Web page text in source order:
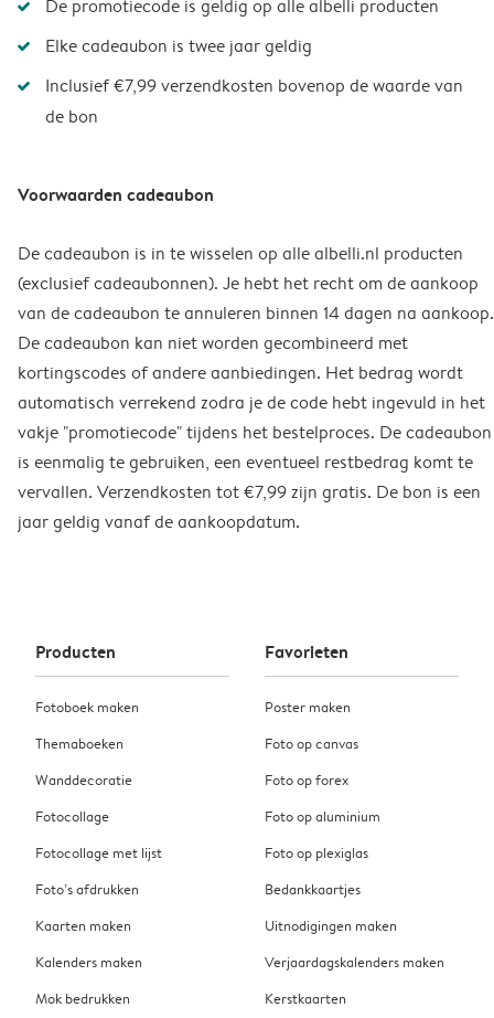
De promotiecode is geldig op alle albelli producten
Elke cadeaubon is twee jaar geldig
Inclusief €7,99 verzendkosten bovenop de waarde van
de bon
Voorwaarden cadeaubon
De cadeaubon is in te wisselen op alle albelli.nl producten
(exclusief cadeaubonnen). Je hebt het recht om de aankoop
van de cadeaubon te annuleren binnen 14 dagen na aankoop.
De cadeaubon kan niet worden gecombineerd met
kortingscodes of andere aanbiedingen. Het bedrag wordt
automatisch verrekend zodra je de code hebt ingevuld in het
vakje "promotiecode" tijdens het bestelproces. De cadeaubon
is eenmalig te gebruiken, een eventueel restbedrag komt te
vervallen. Verzendkosten tot €7,99 zijn gratis. De bon is een
jaar geldig vanaf de aankoopdatum.
Producten
Fotoboek maken
Themaboeken
Wanddecoratie
Fotocollage
Fotocollage met lijst
Foto’s afdrukken
Kaarten maken
Kalenders maken
Mok bedrukken
Favorieten
Poster maken
Foto op canvas
Foto op forex
Foto op aluminium
Foto op plexiglas
Bedankkaartjes
Uitnodigingen maken
Verjaardagskalenders maken
Kerstkaarten